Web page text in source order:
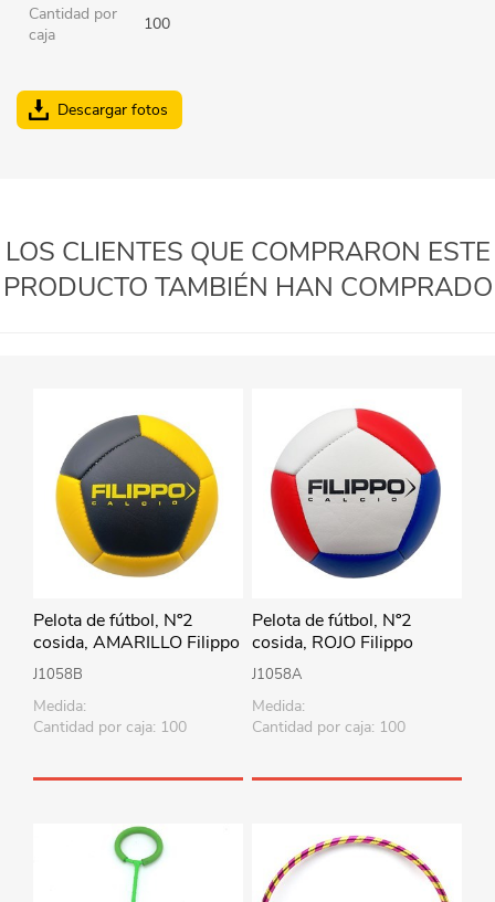
Cantidad por
caja
100
Descargar fotos
LOS CLIENTES QUE COMPRARON ESTE
PRODUCTO TAMBIÉN HAN COMPRADO
Pelota de fútbol, Nº2
cosida, AMARILLO Filippo
J1058B
Medida:
Cantidad por caja: 100
Pelota de fútbol, Nº2
cosida, ROJO Filippo
J1058A
Medida:
Cantidad por caja: 100